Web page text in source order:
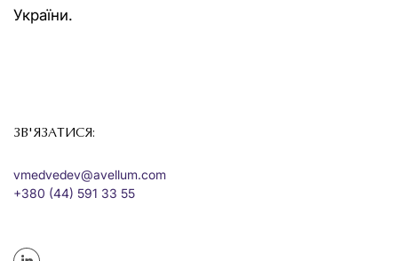
України.
ЗВ'ЯЗАТИСЯ:
vmedvedev@avellum.com
+380 (44) 591 33 55